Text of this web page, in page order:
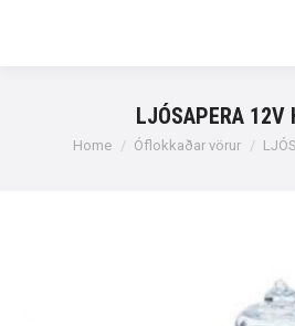
LJÓSAPERA 12V
You are here:
Home Óflokkaðar vörur